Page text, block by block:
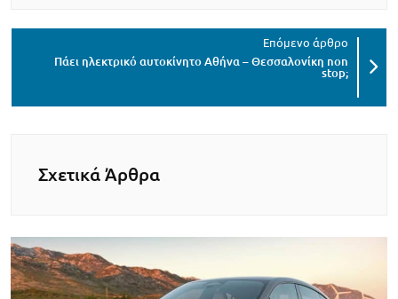
Πάει ηλεκτρικό αυτοκίνητο Αθήνα – Θεσσαλονίκη non
stop;
Σχετικά Άρθρα